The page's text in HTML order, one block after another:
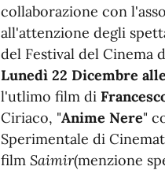
collaborazione con
all'attenzione degli
del Festival del Cinema
Lunedì 22 Dicembre
l'utlimo film di
Ciriaco, "Anime Nere"
Sperimentale di
film Saimir(menzione